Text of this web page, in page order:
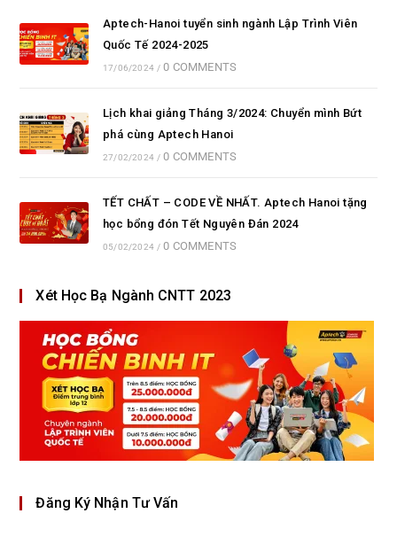
Aptech-Hanoi tuyển sinh ngành Lập Trình Viên
Quốc Tế 2024-2025
17/06/2024 / 0 COMMENTS
Lịch khai giảng Tháng 3/2024: Chuyển mình Bứt
phá cùng Aptech Hanoi
27/02/2024 / 0 COMMENTS
TẾT CHẤT – CODE VỀ NHẤT. Aptech Hanoi tặng
học bổng đón Tết Nguyên Đán 2024
05/02/2024 / 0 COMMENTS
Xét Học Bạ Ngành CNTT 2023
Đăng Ký Nhận Tư Vấn